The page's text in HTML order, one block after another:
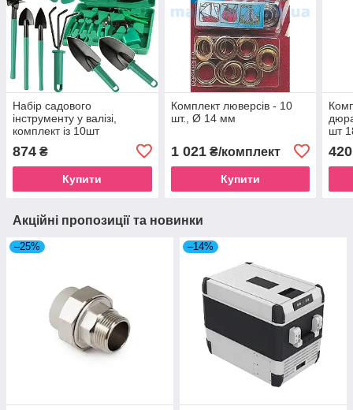
Набір садового
інструменту у валізі,
комплект із 10шт
інвентар для саду та
городу
874 ₴
Купити
Комплект люверсів - 10
шт., Ø 14 мм
1 021₴/комплект
Купити
шт
420
Акційні пропозиції та новинки
–25% –14%